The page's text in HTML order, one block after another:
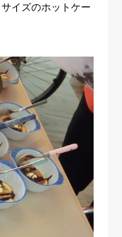
イズのホットケー